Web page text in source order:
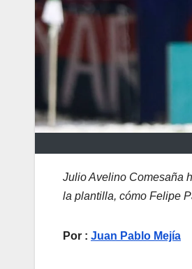
Julio Avelino Comesaña
la plantilla, cómo Felipe
Por : Juan Pablo Mejía